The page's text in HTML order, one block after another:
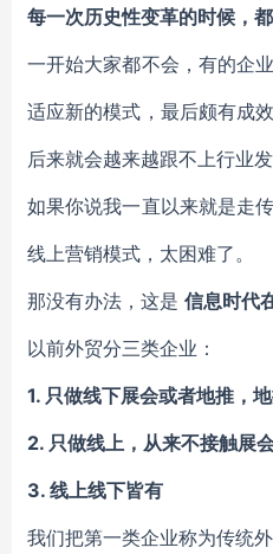
每一次历史性变革的时候，
一开始大家都不会，有的企
适应新的模式，最后颇有成
后来就会越来越跟不上行业发
如果你说我一直以来就是走
线上营销模式，太困难了。
那没有办法，这是 信息时代
以前外贸分三类企业：
1. 只做线下展会或者地推，
2. 只做线上，从来不接触展
3. 线上线下皆有
我们把第一类企业称为传统外